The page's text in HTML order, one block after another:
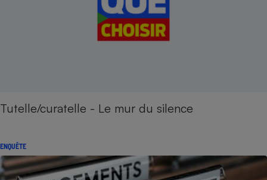
Tutelle/curatelle - Le mur du silence
ENQUÊTE